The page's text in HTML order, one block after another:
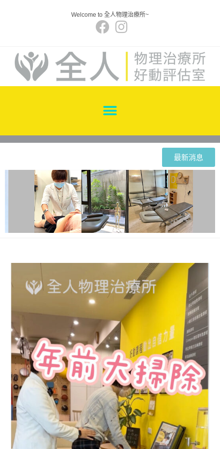
Welcome to 全人物理治療所~
最新消息